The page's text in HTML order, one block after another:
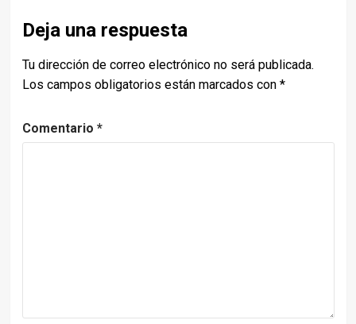
Deja una respuesta
Tu dirección de correo electrónico no será publicada.
Los campos obligatorios están marcados con *
Comentario *